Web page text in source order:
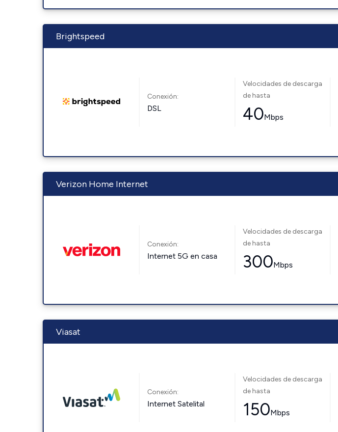
Brightspeed
Conexión:
DSL
Velocidades de descarga
de hasta
40Mbps
Verizon Home Internet
Conexión:
Internet 5G en casa
Velocidades de descarga
de hasta
300Mbps
Viasat
Conexión:
Internet Satelital
Velocidades de descarga
de hasta
150Mbps